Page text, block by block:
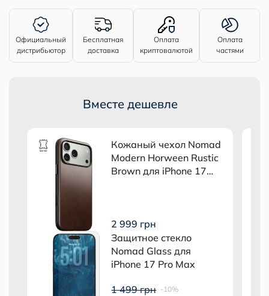
Официальный
дистрибьютор
Бесплатная
доставка
Оплата
криптовалютой
Оплата
частями
Вместе дешевле
Кожаный чехол Nomad
Modern Horween Rustic
Brown для iPhone 17
2 999 грн
Защитное стекло
Nomad Glass для
iPhone 17 Pro Max
1 499 грн -10%